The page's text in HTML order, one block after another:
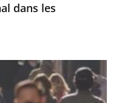
dans les